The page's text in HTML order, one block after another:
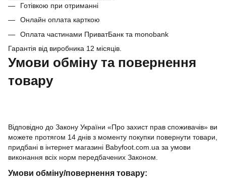
Готівкою при отриманні
Онлайн оплата карткою
Оплата частинами ПриватБанк та monobank
Гарантія від виробника 12 місяців.
Умови обміну та повернення
товару
Відповідно до Закону України «Про захист прав споживачів» ви
можете протягом 14 днів з моменту покупки повернути товари,
придбані в інтернет магазині Babyfoot.com.ua за умови
виконання всіх норм передбачених Законом.
Умови обміну/повернення товару: